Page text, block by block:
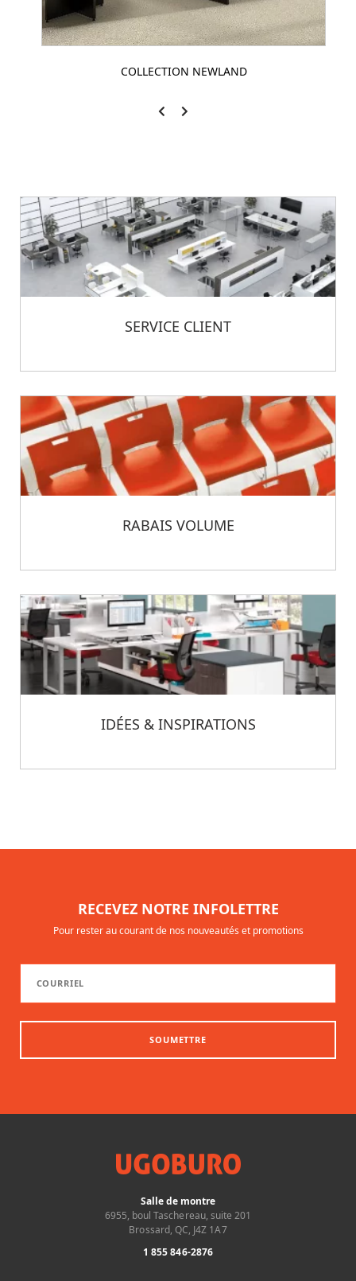
COLLECTION NEWLAND
SERVICE CLIENT
RABAIS VOLUME
IDÉES & INSPIRATIONS
RECEVEZ NOTRE INFOLETTRE
Pour rester au courant de nos nouveautés et promotions
SOUMETTRE
Salle de montre
6955, boul Taschereau, suite 201
Brossard, QC, J4Z 1A7
1 855 846-2876